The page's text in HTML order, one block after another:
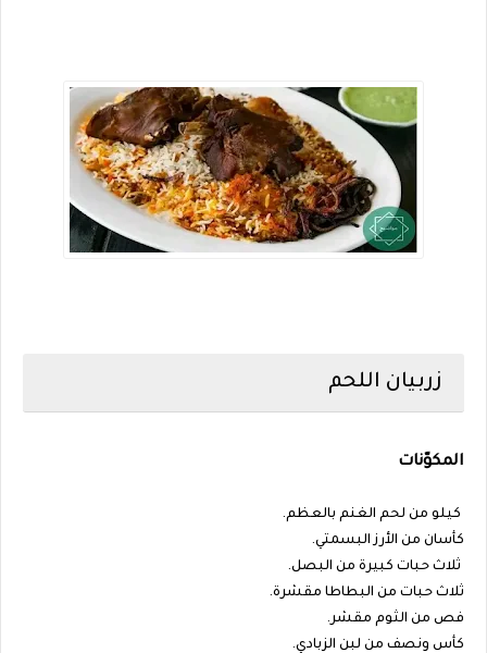
زربيان اللحم
المكوّنات
كيلو من لحم الغنم بالعظم.
كأسان من الأرز البسمتي.
ثلاث حبات كبيرة من البصل.
ثلاث حبات من البطاطا مقشرة.
فص من الثوم مقشر.
كأس ونصف من لبن الزبادي.